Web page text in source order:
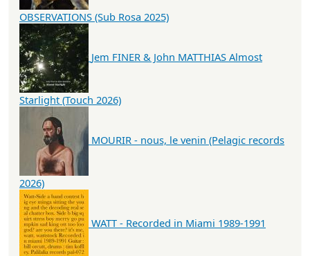
OBSERVATIONS (Sub Rosa 2025)
Jem FINER & John MATTHIAS Almost
Starlight (Touch 2026)
MOURIR - nous, le venin (Pelagic records
2026)
WATT - Recorded in Miami 1989-1991